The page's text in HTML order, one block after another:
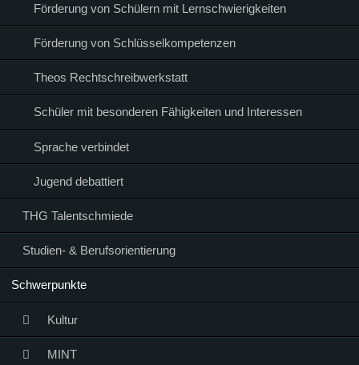
Förderung von Schülern mit Lernschwierigkeiten
Förderung von Schlüsselkompetenzen
Theos Rechtschreibwerkstatt
Schüler mit besonderen Fähigkeiten und Interessen
Sprache verbindet
Jugend debattiert
THG Talentschmiede
Studien- & Berufsorientierung
Schwerpunkte
Kultur
MINT